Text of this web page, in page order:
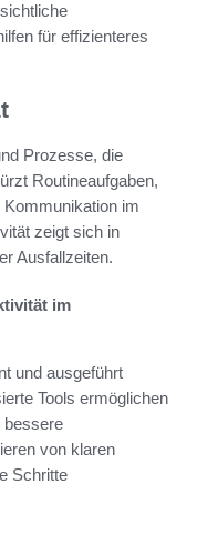
für effizienteres
Prozesse, die
Routineaufgaben,
im
zeigt sich in
Ausfallzeiten.
im
und ausgeführt
Tools ermöglichen
bessere
von klaren
Schritte